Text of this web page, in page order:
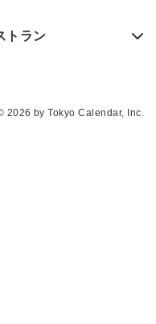
トラン
2026 by Tokyo Calendar, Inc.